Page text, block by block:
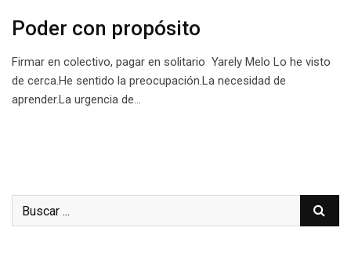
Poder con propósito
Firmar en colectivo, pagar en solitario Yarely Melo Lo he visto
de cerca.He sentido la preocupación.La necesidad de
aprender.La urgencia de…